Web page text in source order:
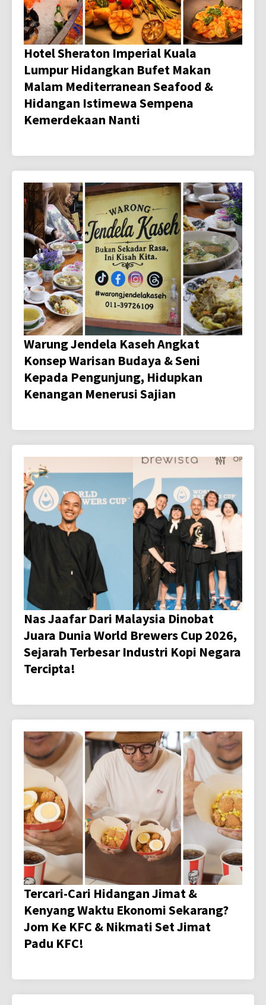
Hotel Sheraton Imperial Kuala
Lumpur Hidangkan Bufet Makan
Malam Mediterranean Seafood &
Hidangan Istimewa Sempena
Kemerdekaan Nanti
Warung Jendela Kaseh Angkat
Konsep Warisan Budaya & Seni
Kepada Pengunjung, Hidupkan
Kenangan Menerusi Sajian
Nas Jaafar Dari Malaysia Dinobat
Juara Dunia World Brewers Cup 2026,
Sejarah Terbesar Industri Kopi Negara
Tercipta!
Tercari-Cari Hidangan Jimat &
Kenyang Waktu Ekonomi Sekarang?
Jom Ke KFC & Nikmati Set Jimat
Padu KFC!